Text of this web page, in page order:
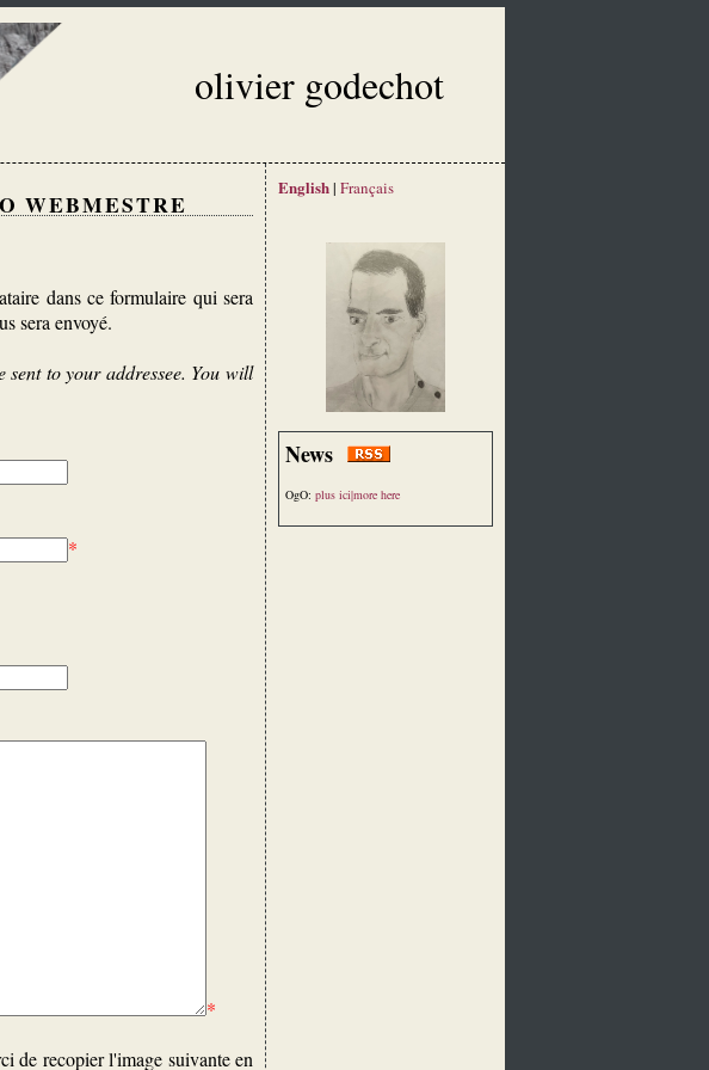
olivier godechot
WEBMESTRE
dans ce formulaire qui sera
sera envoyé.
to your addressee. You will
*
*
de recopier l'image suivante en
English| Français
News
OgO: plus ici|more here